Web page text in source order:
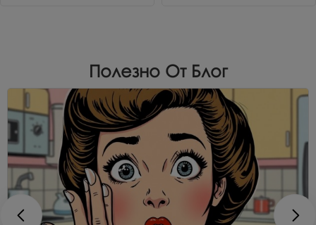
Полезно От Блог